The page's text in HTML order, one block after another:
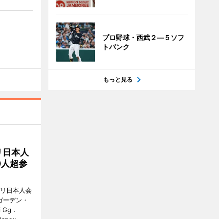
本人
超参
日本人会
デン・
．
プロ野球・西武２―５ソフ
トバンク
もっと見る